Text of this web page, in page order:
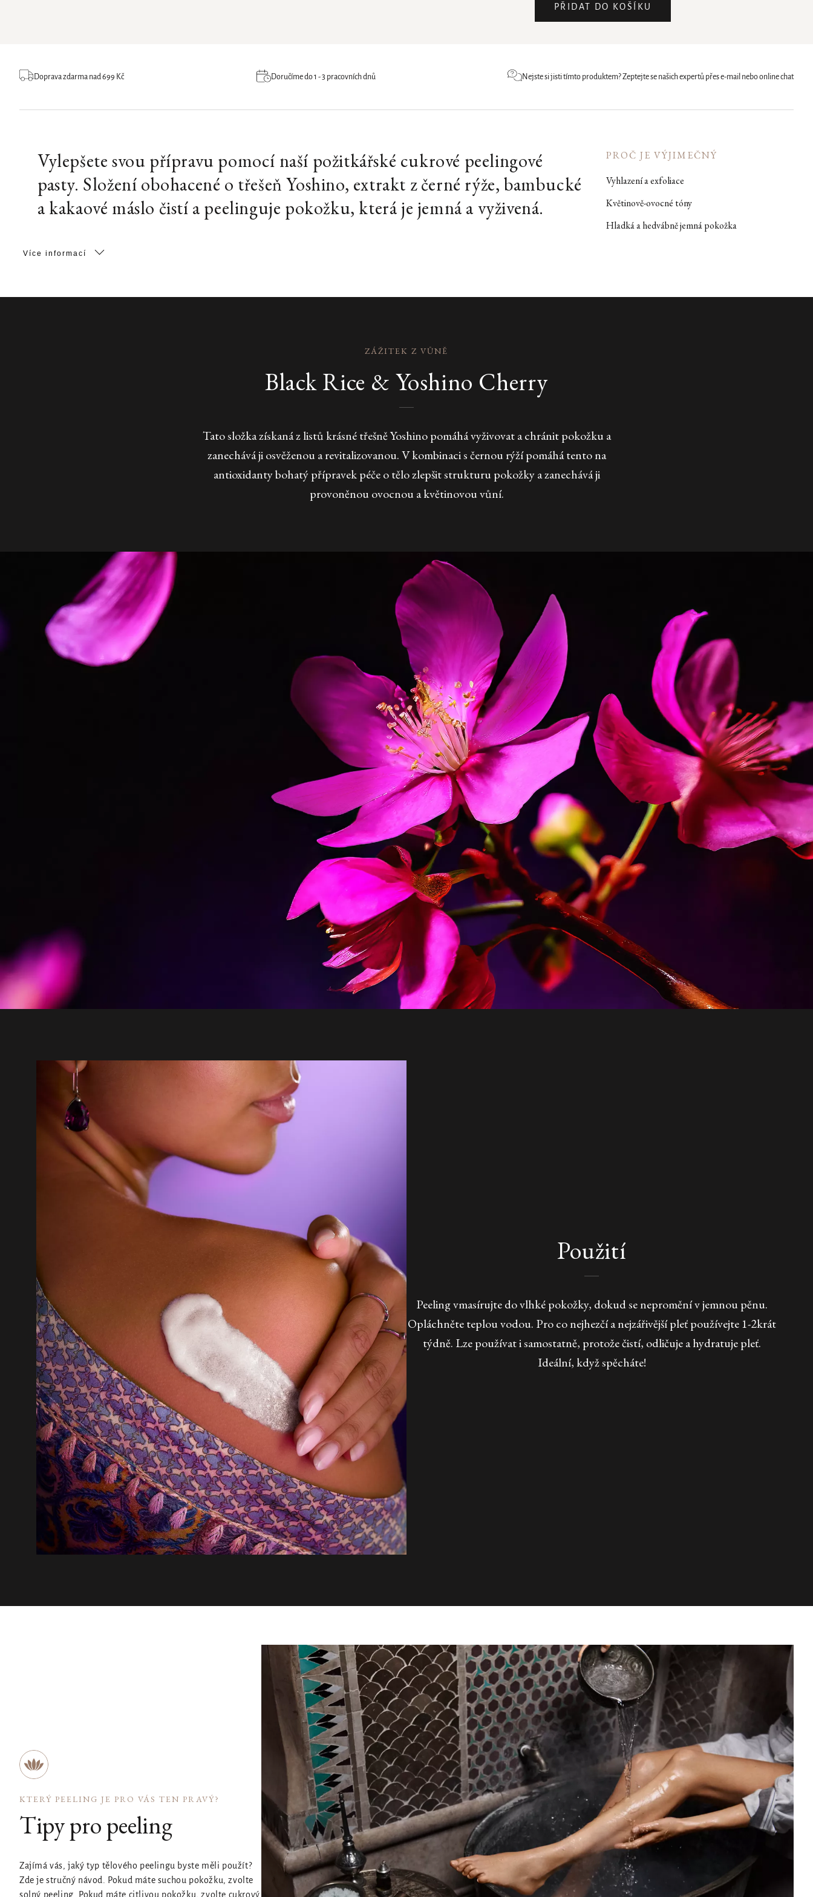
PŘIDAT DO KOŠÍKU
Doprava zdarma nad 699 Kč Doručíme do 1 - 3 pracovních dnů Nejste si jisti tímto produktem? Zeptejte se našich expertů přes e-mail nebo online chat
Vylepšete svou přípravu pomocí naší požitkářské cukrové peelingové
pasty. Složení obohacené o třešeň Yoshino, extrakt z černé rýže, bambucké
a kakaové máslo čistí a peelinguje pokožku, která je jemná a vyživená.
PROČ JE VÝJIMEČNÝ
Vyhlazení a exfoliace
Květinově-ovocné tóny
Hladká a hedvábně jemná pokožka
Více informací
ZÁŽITEK Z VŮNĚ
Black Rice & Yoshino Cherry
Tato složka získaná z listů krásné třešně Yoshino pomáhá vyživovat a chránit pokožku a
zanechává ji osvěženou a revitalizovanou. V kombinaci s černou rýží pomáhá tento na
antioxidanty bohatý přípravek péče o tělo zlepšit strukturu pokožky a zanechává ji
provoněnou ovocnou a květinovou vůní.
Použití
Peeling vmasírujte do vlhké pokožky, dokud se nepromění v jemnou pěnu.
Opláchněte teplou vodou. Pro co nejhezčí a nejzářivější pleť používejte 1-2krát
týdně. Lze používat i samostatně, protože čistí, odličuje a hydratuje pleť.
Ideální, když spěcháte!
KTERÝ PEELING JE PRO VÁS TEN PRAVÝ?
Tipy pro peeling
Zajímá vás, jaký typ tělového peelingu byste měli použít?
Zde je stručný návod. Pokud máte suchou pokožku, zvolte
solný peeling. Pokud máte citlivou pokožku, zvolte cukrový